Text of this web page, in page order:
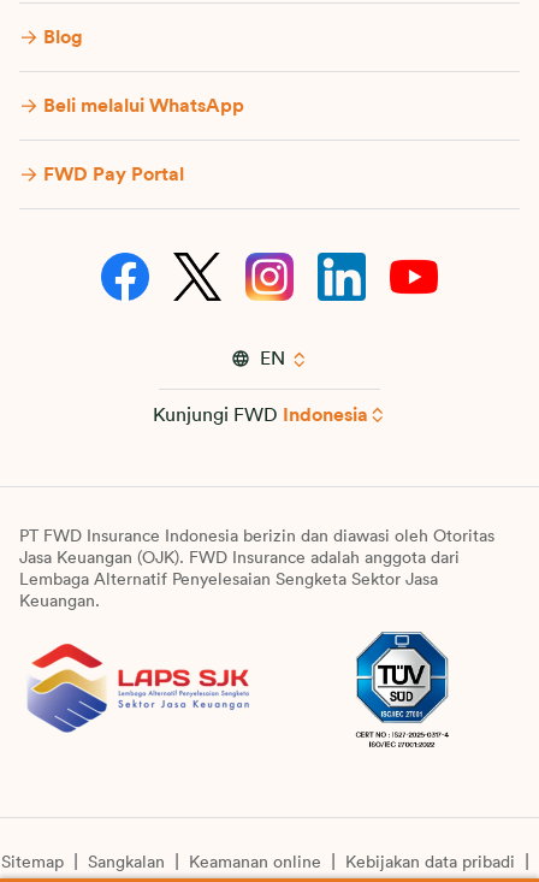
Blog
Beli melalui WhatsApp
FWD Pay Portal
EN
Kunjungi FWD Indonesia
PT FWD Insurance Indonesia berizin dan diawasi oleh Otoritas
Jasa Keuangan (OJK). FWD Insurance adalah anggota dari
Lembaga Alternatif Penyelesaian Sengketa Sektor Jasa
Keuangan.
Sitemap Sangkalan Keamanan online Kebijakan data pribadi